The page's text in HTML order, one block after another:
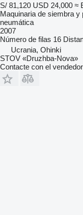
S/ 81,120 USD 24,000 ≈
Maquinaria de siembra
neumática
2007
Número de filas 16
Ucrania, Ohinki
STOV «Druzhba-Nova»
Contacte con el vendedor